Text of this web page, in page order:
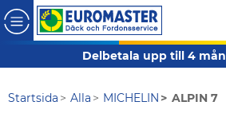
Delbetala upp till 4 mån
Startsida Alla MICHELIN ALPIN 7